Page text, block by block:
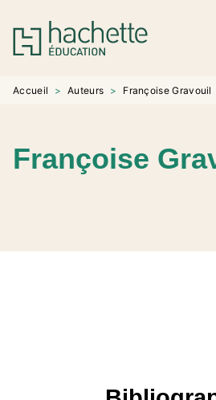
MENU RECHERCHE
PIED DE PAGE
Accueil > Auteurs > Françoise Gravouil
Françoise